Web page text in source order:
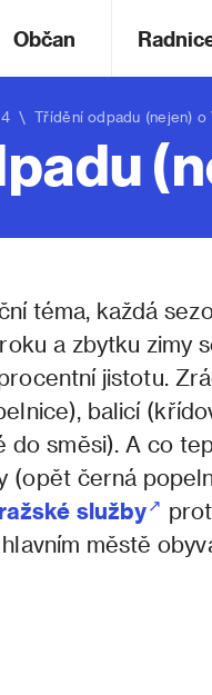
Občan
\ Třídění odpadu (nejen) o
téma, každá
a zbytku zimy
jistotu.
balicí
do směsi). A co
(opět černá
služby
městě